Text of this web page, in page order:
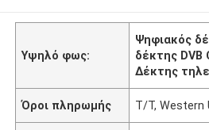
Υψηλό φως:
Ψηφιακός
δέκτης DVB
Δέκτης
Όροι πληρωμής T/T, Western